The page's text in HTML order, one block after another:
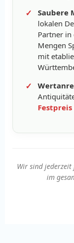
Saubere
lokalen
Partner in
Mengen
mit
Festpreis
Wir sind
im